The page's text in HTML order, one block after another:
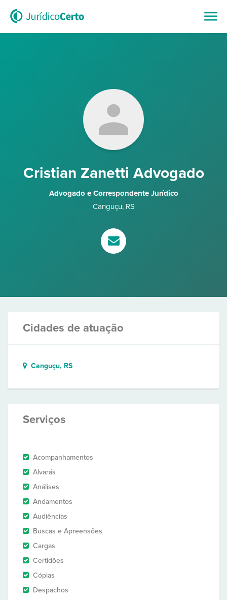
Cristian Zanetti Advogado
Advogado e Correspondente Jurídico
Canguçu, RS
Cidades de atuação
Canguçu, RS
Serviços
Acompanhamentos
Alvarás
Análises
Andamentos
Audiências
Buscas e Apreensões
Cargas
Certidões
Cópias
Despachos